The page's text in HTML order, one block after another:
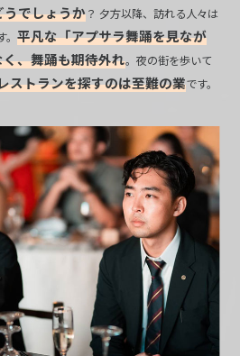
でしょうか？ 夕方以降、訪れる人々は
。平凡な「アプサラ舞踊を見なが
、舞踊も期待外れ。夜の街を歩いて
ストランを探すのは至難の業です。